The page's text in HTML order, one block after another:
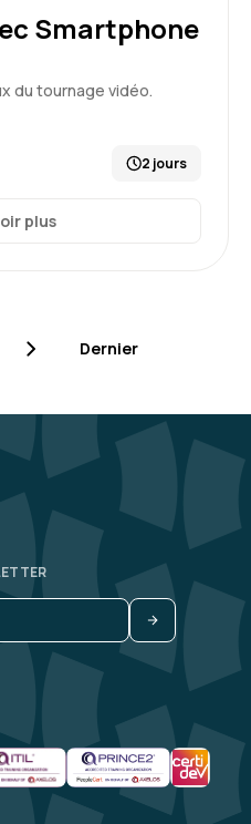
Smartphone
du tournage vidéo.
2 jours
plus
Dernier